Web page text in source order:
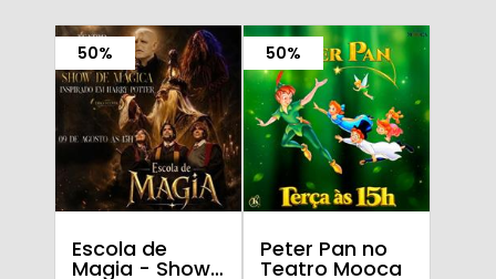
50%
Escola de
Magia - Show
50%
Peter Pan no
Teatro Mooca